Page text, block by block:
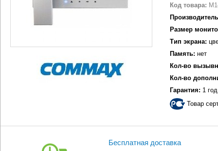
Код товара:
Размер
Тип экрана:
Память: нет
Кол-во
Кол-во
Гарантия: 1 год
Товар
Бесплатная доставка